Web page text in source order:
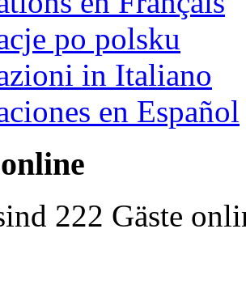
po polsku
in Italiano
en Español
222 Gäste